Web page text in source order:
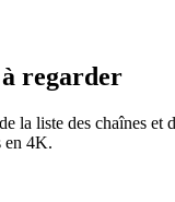
regarder
la liste des chaînes et
en 4K.